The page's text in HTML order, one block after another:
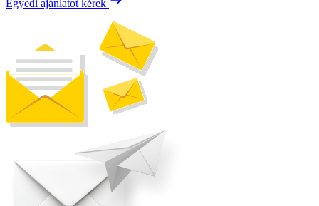
Egyedi ajánlatot kérek